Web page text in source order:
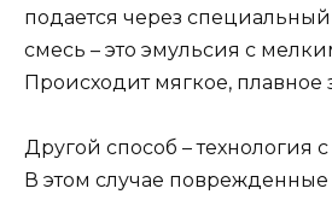
подается через специальный
смесь – это эмульсия с
Происходит мягкое,
Другой способ – технология
В этом случае поврежденные